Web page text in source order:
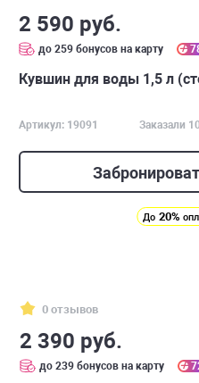
2 590 руб.
до 259 бонусов на карту
Кувшин для воды 1,5 л
Артикул: 19091 Заказали
До 20%
0 отзывов
2 390 руб.
до 239 бонусов на карту